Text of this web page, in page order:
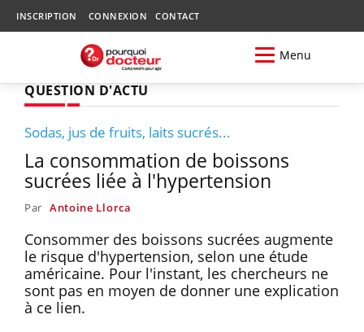
INSCRIPTION CONNEXION CONTACT
Menu
QUESTION D'ACTU
Sodas, jus de fruits, laits sucrés...
La consommation de boissons
sucrées liée à l'hypertension
Par Antoine Llorca
Consommer des boissons sucrées augmente
le risque d'hypertension, selon une étude
américaine. Pour l'instant, les chercheurs ne
sont pas en moyen de donner une explication
à ce lien.